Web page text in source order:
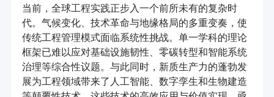
当前，全球工程实践正步入一个前所未有的复杂时
代。气候变化、技术革命与地缘格局的多重变奏，使
传统工程管理模式面临系统性挑战。单一学科的理论
框架已难以应对基础设施韧性、零碳转型和智能系统
治理等综合性议题。与此同时，新质生产力的蓬勃发
展为工程领域带来了人工智能、数字孪生和生物建造